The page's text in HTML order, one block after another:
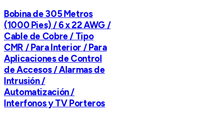
Bobina de 305 Metros
(1000 Pies) / 6 x 22 AWG /
Cable de Cobre / Tipo
CMR / Para Interior / Para
Aplicaciones de Control
de Accesos / Alarmas de
Intrusión /
Automatización /
Interfonos y TV Porteros